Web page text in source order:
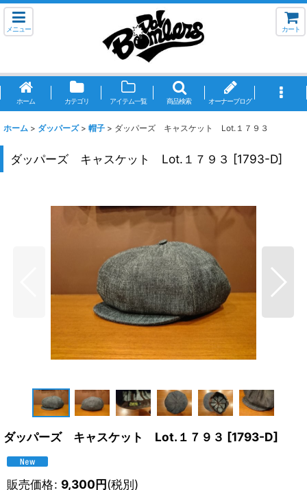
メニュー カート
ホーム カテゴリ アイテム一覧 商品検索 オーナーブログ
ホーム > ダッパーズ > 帽子 > ダッパーズ キャスケット Lot.１７９３
ダッパーズ キャスケット Lot.１７９３ [1793-D]
ダッパーズ キャスケット Lot.１７９３ [1793-D]
販売価格: 9,300円(税別)